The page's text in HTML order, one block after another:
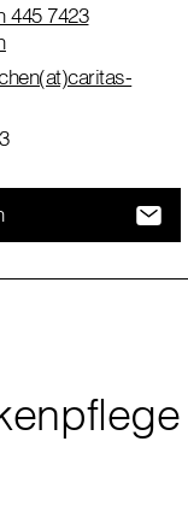
445 7423